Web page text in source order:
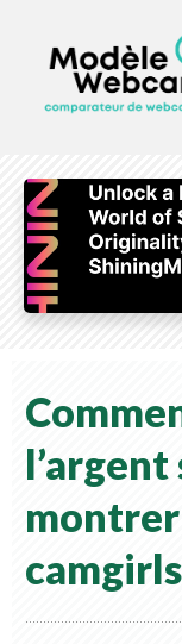
l’argent